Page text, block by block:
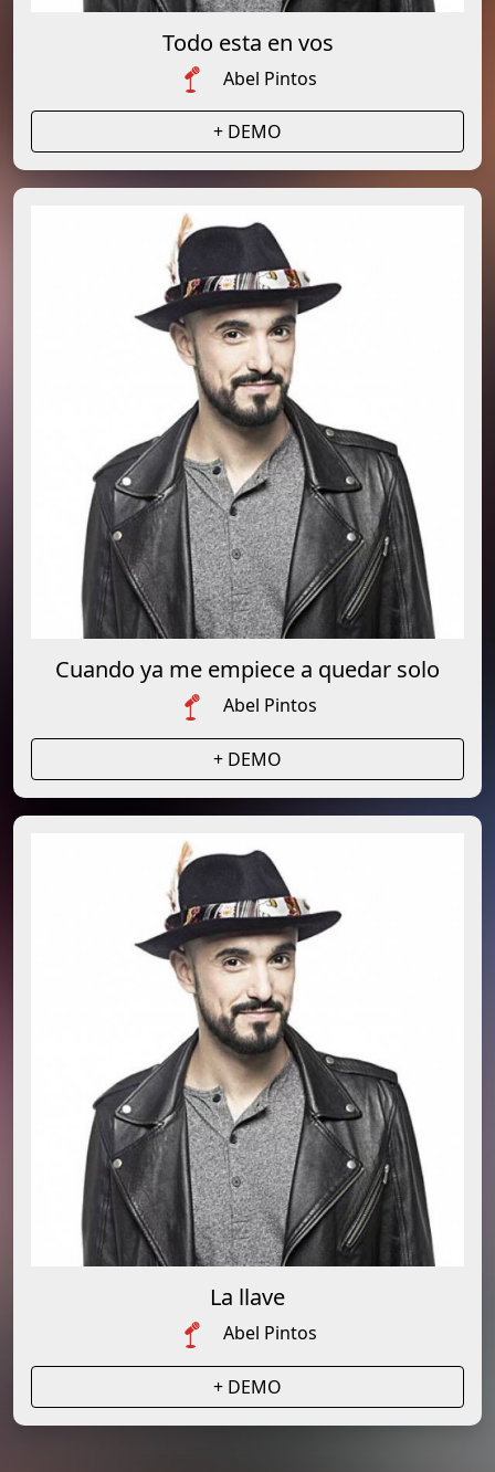
Todo esta en vos
Abel Pintos
+ DEMO
Cuando ya me empiece a quedar solo
Abel Pintos
+ DEMO
La llave
Abel Pintos
+ DEMO